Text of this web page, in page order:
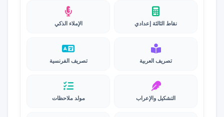
نقاط الثالثة إعدادي الإملاء الذكي
تصريف العربية تصريف الفرنسية
التشكيل والإعراب مولد ملاحظات